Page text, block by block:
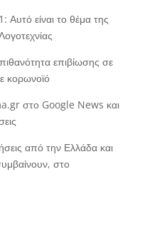
Αυτό είναι το θέμα της
επιβίωσης σε
κορωνοϊό
στο Google News και
από την Ελλάδα και
στο